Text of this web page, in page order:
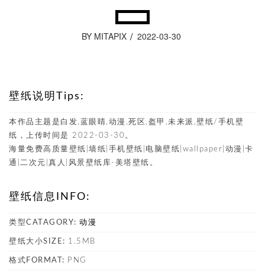
BY MITAPIX 2022-03-30
壁纸说明Tips:
本作品主题是白发,蓝眼睛,动漫,死区,盔甲,未来派,壁纸/手机壁
纸，上传时间是 2022-03-30。
海量免费高质量壁纸|墙纸|手机壁纸|电脑壁纸|wallpaper|动漫|卡
通|二次元|真人|风景壁纸库-美塔壁纸。
壁纸信息INFO:
类型CATAGORY: 动漫
壁纸大小SIZE: 1.5MB
格式FORMAT: PNG